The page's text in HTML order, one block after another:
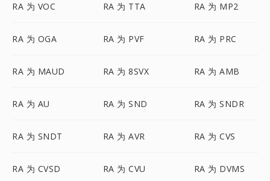
RA 为 VOC RA 为 TTA RA 为 MP2
RA 为 OGA RA 为 PVF RA 为 PRC
RA 为 MAUD RA 为 8SVX RA 为 AMB
RA 为 AU RA 为 SND RA 为 SNDR
RA 为 SNDT RA 为 AVR RA 为 CVS
RA 为 CVSD RA 为 CVU RA 为 DVMS